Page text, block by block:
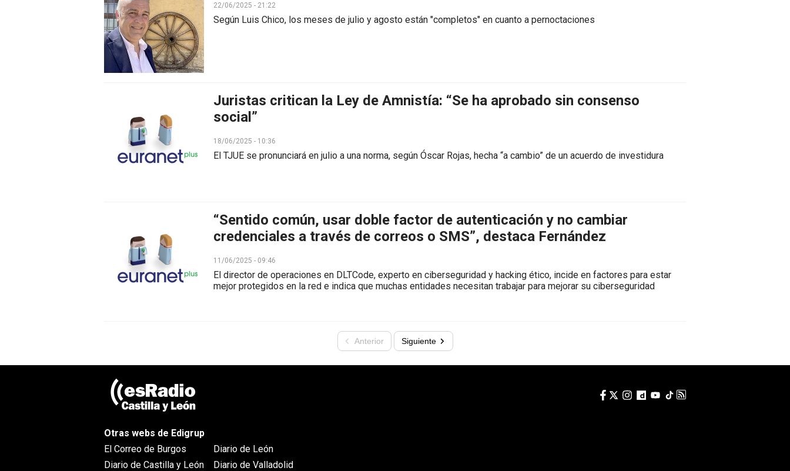
22/06/2025 - 21:22
Según Luis Chico, los meses de julio y agosto están "completos" en cuanto a pernoctaciones
Juristas critican la Ley de Amnistía: “Se ha aprobado sin consenso
social”
18/06/2025 - 10:36
El TJUE se pronunciará en julio a una norma, según Óscar Rojas, hecha “a cambio” de un acuerdo de investidura
“Sentido común, usar doble factor de autenticación y no cambiar
credenciales a través de correos o SMS”, destaca Fernández
11/06/2025 - 09:46
El director de operaciones en DLTCode, experto en ciberseguridad y hacking ético, incide en factores para estar
mejor protegidos en la red e indica que muchas entidades necesitan trabajar para mejorar su ciberseguridad
Anterior Siguiente
Otras webs de Edigrup
El Correo de Burgos
Diario de Castilla y León
Diario de León
Diario de Valladolid